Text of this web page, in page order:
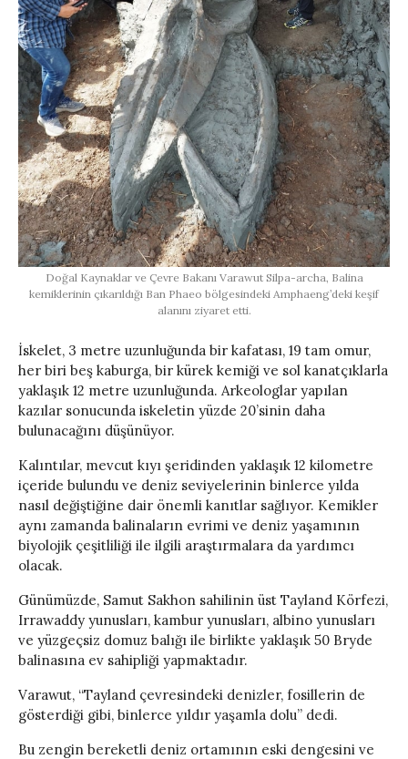
Doğal Kaynaklar ve Çevre Bakanı Varawut Silpa-archa, Balina
kemiklerinin çıkarıldığı Ban Phaeo bölgesindeki Amphaeng’deki keşif
alanını ziyaret etti.
İskelet, 3 metre uzunluğunda bir kafatası, 19 tam omur,
her biri beş kaburga, bir kürek kemiği ve sol kanatçıklarla
yaklaşık 12 metre uzunluğunda. Arkeologlar yapılan
kazılar sonucunda iskeletin yüzde 20’sinin daha
bulunacağını düşünüyor.
Kalıntılar, mevcut kıyı şeridinden yaklaşık 12 kilometre
içeride bulundu ve deniz seviyelerinin binlerce yılda
nasıl değiştiğine dair önemli kanıtlar sağlıyor. Kemikler
aynı zamanda balinaların evrimi ve deniz yaşamının
biyolojik çeşitliliği ile ilgili araştırmalara da yardımcı
olacak.
Günümüzde, Samut Sakhon sahilinin üst Tayland Körfezi,
Irrawaddy yunusları, kambur yunusları, albino yunusları
ve yüzgeçsiz domuz balığı ile birlikte yaklaşık 50 Bryde
balinasına ev sahipliği yapmaktadır.
Varawut, “Tayland çevresindeki denizler, fosillerin de
gösterdiği gibi, binlerce yıldır yaşamla dolu” dedi.
Bu zengin bereketli deniz ortamının eski dengesini ve